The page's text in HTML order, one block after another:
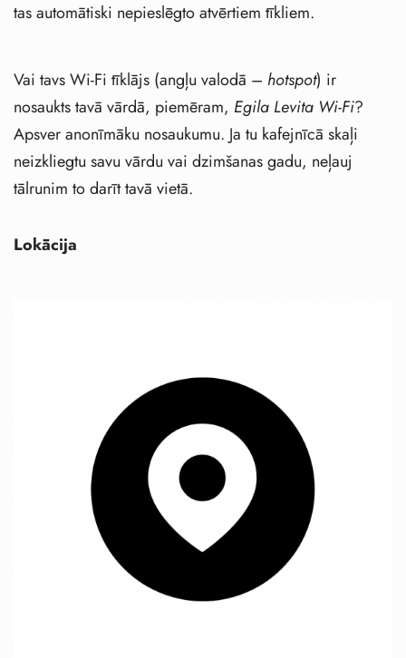
tas automātiski nepieslēgto atvērtiem tīkliem.
Vai tavs Wi-Fi tīklājs (angļu valodā – hotspot) ir
nosaukts tavā vārdā, piemēram, Egila Levita Wi-Fi?
Apsver anonīmāku nosaukumu. Ja tu kafejnīcā skaļi
neizkliegtu savu vārdu vai dzimšanas gadu, neļauj
tālrunim to darīt tavā vietā.
Lokācija